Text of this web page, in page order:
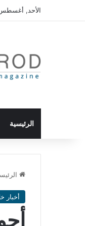
الأحد, أغسطس 9
الرئيسية
أخبار